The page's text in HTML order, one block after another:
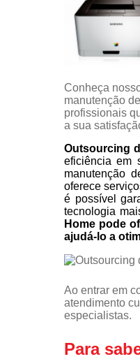
Conheça
manutenção
profissionais
a sua
Outsourcing
eficiência em
manutenção
oferece
é possível
tecnologia
Home pode
ajudá-lo a
Ao entrar em
atendimento
especialistas.
Para